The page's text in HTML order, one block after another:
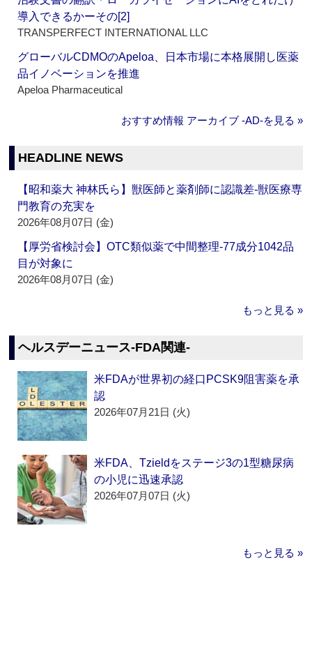
導入できるかーその[2]
TRANSPERFECT INTERNATIONAL LLC
グローバルCDMOのApeloa、日本市場に本格展開し医薬
品イノベーションを推進
Apeloa Pharmaceutical
おすすめ情報 アーカイブ ‐AD‐を見る »
HEADLINE NEWS
【昭和薬大 神林氏ら】獣医師と薬剤師に認識差‐獣医療専
門教育の充実を
2026年08月07日 (金)
【厚労省検討会】OTC類似薬で中間整理‐77成分1042品
目が対象に
2026年08月07日 (金)
もっと見る »
ヘルスデーニュース‐FDA関連‐
米FDAが世界初の経口PCSK9阻害薬を承
認
2026年07月21日 (火)
米FDA、Tzieldをステージ3の1型糖尿病
の小児に迅速承認
2026年07月07日 (火)
もっと見る »